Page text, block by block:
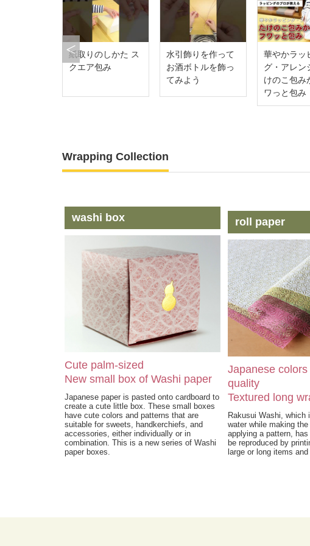
Previous
紙取りのしかた ス
クエア包み
水引飾りを作って
お酒ボトルを飾っ
てみよう
華やかラッ
グ・アレ
けのこ包み
ワっと包み
Wrapping Collection
washi box
Cute palm-sized
New small box of Washi paper
Japanese paper is pasted onto cardboard to
create a cute little box. These small boxes
have cute colors and patterns that are
suitable for sweets, handkerchiefs, and
accessories, either individually or in
combination. This is a new series of Washi
paper boxes.
roll paper
Japanese
quality
Textured long
Rakusui Washi, which
water while making
applying a pattern,
be reproduced by
large or long items and